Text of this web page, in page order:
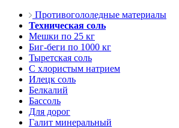
Противогололедные материалы
Техническая соль
Мешки по 25 кг
Биг-беги по 1000 кг
Тыретская соль
С хлористым натрием
Илецк соль
Белкалий
Бассоль
Для дорог
Галит минеральный